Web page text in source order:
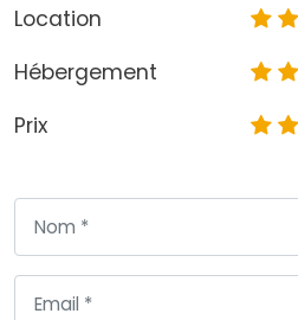
Location
Hébergement
Prix